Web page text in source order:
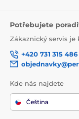
Potřebujete
Zákaznický servis je
+420 731 315 486
Kde nás najdete
Čeština